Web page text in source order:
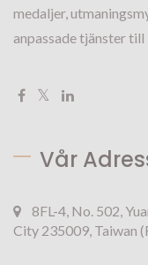
medaljer,
anpassade tjänster
Vår
8FL-4, No. 502,
City 235009, Taiwan